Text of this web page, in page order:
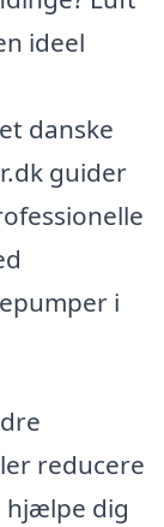
ideel
danske
guider
i
reducere
hjælpe dig